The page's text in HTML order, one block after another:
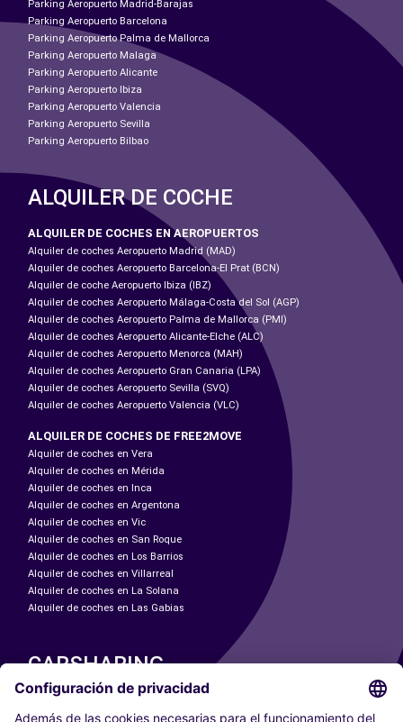
Parking Aeropuerto Madrid-Barajas
Parking Aeropuerto Barcelona
Parking Aeropuerto Palma de Mallorca
Parking Aeropuerto Malaga
Parking Aeropuerto Alicante
Parking Aeropuerto Ibiza
Parking Aeropuerto Valencia
Parking Aeropuerto Sevilla
Parking Aeropuerto Bilbao
ALQUILER DE COCHE
ALQUILER DE COCHES EN AEROPUERTOS
Alquiler de coches Aeropuerto Madrid (MAD)
Alquiler de coches Aeropuerto Barcelona-El Prat (BCN)
Alquiler de coche Aeropuerto Ibiza (IBZ)
Alquiler de coches Aeropuerto Málaga-Costa del Sol (AGP)
Alquiler de coches Aeropuerto Palma de Mallorca (PMI)
Alquiler de coches Aeropuerto Alicante-Elche (ALC)
Alquiler de coches Aeropuerto Menorca (MAH)
Alquiler de coches Aeropuerto Gran Canaria (LPA)
Alquiler de coches Aeropuerto Sevilla (SVQ)
Alquiler de coches Aeropuerto Valencia (VLC)
ALQUILER DE COCHES DE FREE2MOVE
Alquiler de coches en Vera
Alquiler de coches en Mérida
Alquiler de coches en Inca
Alquiler de coches en Argentona
Alquiler de coches en Vic
Alquiler de coches en San Roque
Alquiler de coches en Los Barrios
Alquiler de coches en Villarreal
Alquiler de coches en La Solana
Alquiler de coches en Las Gabias
CARSHARING
NUESTRAS CIUDADES
Paris